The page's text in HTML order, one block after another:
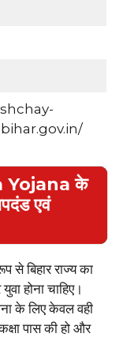
के
एवं
से बिहार राज्य का
होना चाहिए।
के लिए केवल वही
पास की हो और